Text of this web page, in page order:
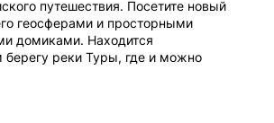
путешествия. Посетите новый
геосферами и просторными
домиками. Находится
берегу реки Туры, где и можно